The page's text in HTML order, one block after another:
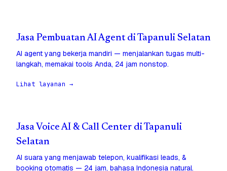
Jasa Pembuatan AI Agent di Tapanuli Selatan
AI agent yang bekerja mandiri — menjalankan tugas multi-
langkah, memakai tools Anda, 24 jam nonstop.
Lihat layanan →
Jasa Voice AI & Call Center di Tapanuli
Selatan
AI suara yang menjawab telepon, kualifikasi leads, &
booking otomatis — 24 jam, bahasa Indonesia natural.